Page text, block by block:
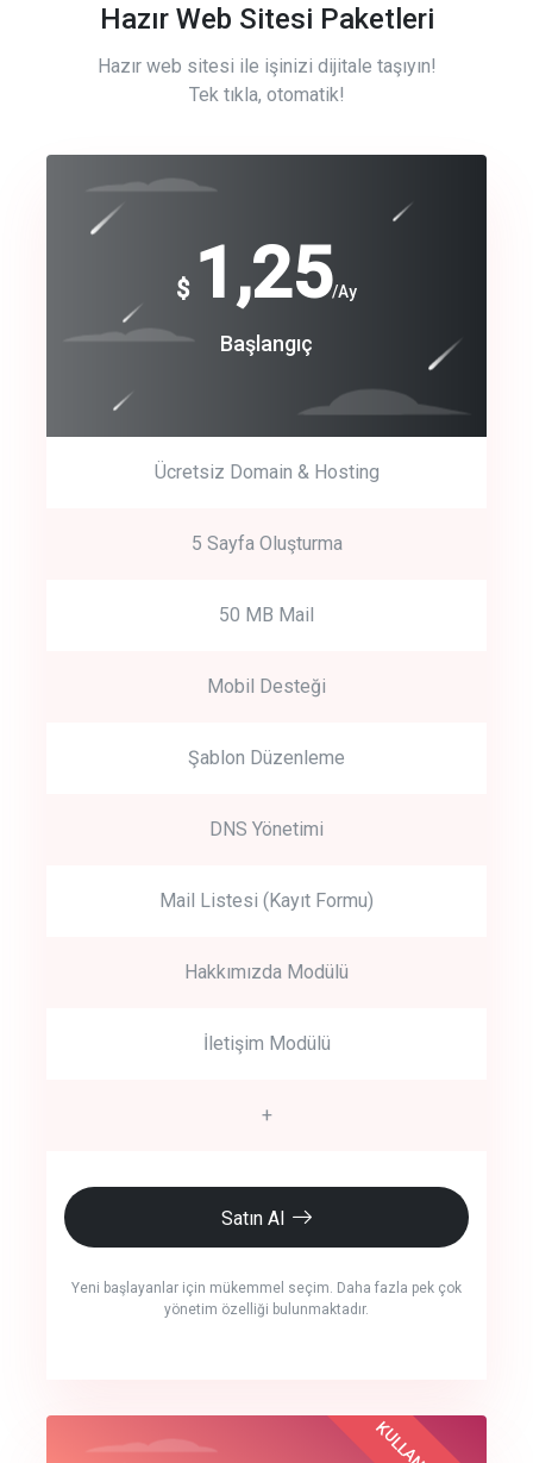
Hazır Web Sitesi Paketleri
Hazır web sitesi ile işinizi dijitale taşıyın!
Tek tıkla, otomatik!
$ 1,25/Ay
Başlangıç
Ücretsiz Domain & Hosting
5 Sayfa Oluşturma
50 MB Mail
Mobil Desteği
Şablon Düzenleme
DNS Yönetimi
Mail Listesi (Kayıt Formu)
Hakkımızda Modülü
İletişim Modülü
+
Satın Al
Yeni başlayanlar için mükemmel seçim. Daha fazla pek çok
yönetim özelliği bulunmaktadır.
Free
Basic
crm auto cync